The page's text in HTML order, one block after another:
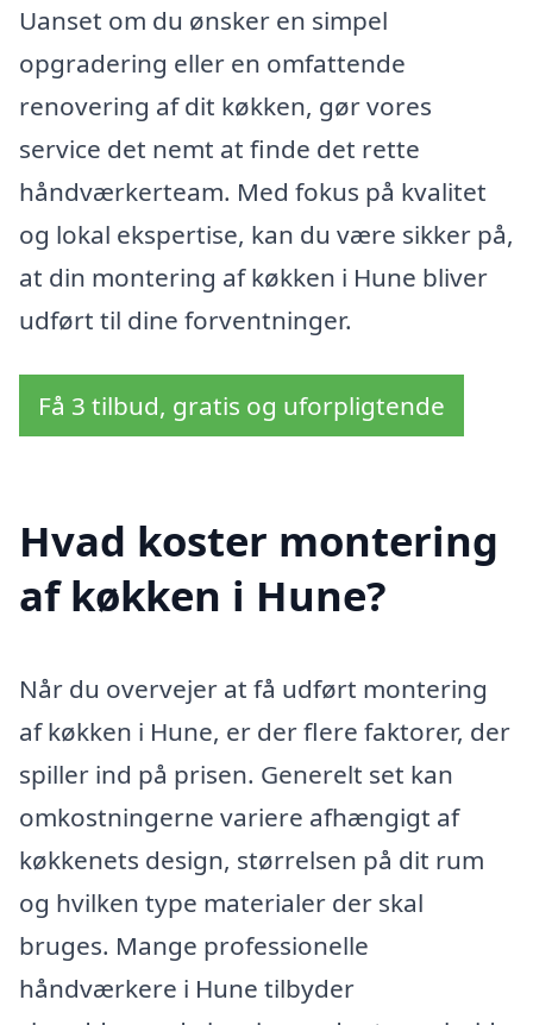
Uanset om du ønsker en simpel
opgradering eller en omfattende
renovering af dit køkken, gør vores
service det nemt at finde det rette
håndværkerteam. Med fokus på kvalitet
og lokal ekspertise, kan du være sikker på,
at din montering af køkken i Hune bliver
udført til dine forventninger.
Få 3 tilbud, gratis og uforpligtende
Hvad koster montering
af køkken i Hune?
Når du overvejer at få udført montering
af køkken i Hune, er der flere faktorer, der
spiller ind på prisen. Generelt set kan
omkostningerne variere afhængigt af
køkkenets design, størrelsen på dit rum
og hvilken type materialer der skal
bruges. Mange professionelle
håndværkere i Hune tilbyder